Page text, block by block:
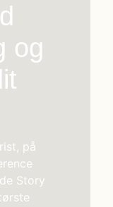
og
på
Story